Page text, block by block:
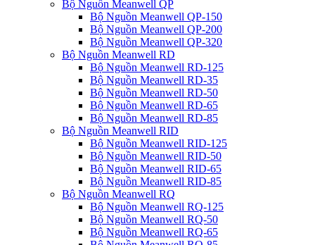
Bộ Nguồn Meanwell QP
Bộ Nguồn Meanwell QP-150
Bộ Nguồn Meanwell QP-200
Bộ Nguồn Meanwell QP-320
Bộ Nguồn Meanwell RD
Bộ Nguồn Meanwell RD-125
Bộ Nguồn Meanwell RD-35
Bộ Nguồn Meanwell RD-50
Bộ Nguồn Meanwell RD-65
Bộ Nguồn Meanwell RD-85
Bộ Nguồn Meanwell RID
Bộ Nguồn Meanwell RID-125
Bộ Nguồn Meanwell RID-50
Bộ Nguồn Meanwell RID-65
Bộ Nguồn Meanwell RID-85
Bộ Nguồn Meanwell RQ
Bộ Nguồn Meanwell RQ-125
Bộ Nguồn Meanwell RQ-50
Bộ Nguồn Meanwell RQ-65